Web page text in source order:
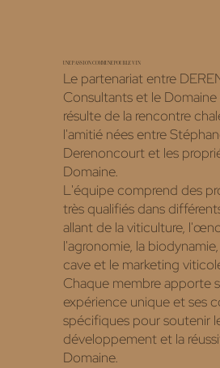
UNE PASSION COMMUNE POUR LE VIN
Le partenariat entre
Consultants et le
résulte de la rencontre
l'amitié nées entre
Derenoncourt et les
Domaine.
L'équipe comprend des
très qualifiés dans
allant de la viticulture,
l'agronomie, la
cave et le marketing
Chaque membre apporte
expérience unique et ses
spécifiques pour soutenir
développement et la
Domaine.